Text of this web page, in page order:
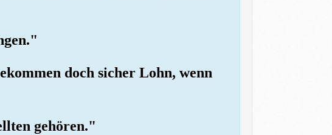
doch sicher Lohn, wenn
gehören."